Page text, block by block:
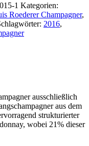
1 Kategorien:
Roederer Champagner,
2016,
ausschließlich
aus dem
strukturierter
wobei 21% dieser